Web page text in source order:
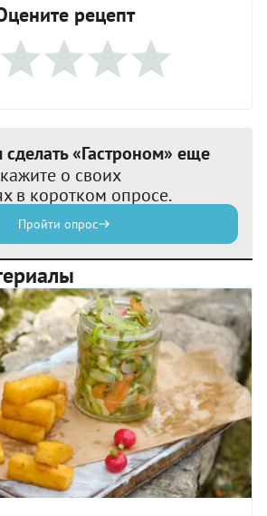
рецепт
«Гастроном» еще
о своих
в коротком опросе.
Пройти опрос